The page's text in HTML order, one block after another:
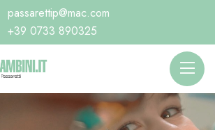
passarettip@mac.com
+39 0733 890325